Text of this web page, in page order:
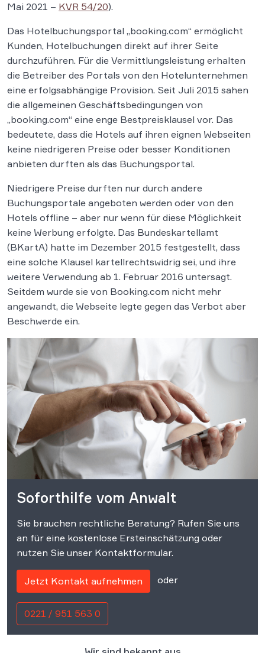
Mai 2021 – KVR 54/20).
Das Hotelbuchungsportal „booking.com“ ermöglicht
Kunden, Hotelbuchungen direkt auf ihrer Seite
durchzuführen. Für die Vermittlungsleistung erhalten
die Betreiber des Portals von den Hotelunternehmen
eine erfolgsabhängige Provision. Seit Juli 2015 sahen
die allgemeinen Geschäftsbedingungen von
„booking.com“ eine enge Bestpreisklausel vor. Das
bedeutete, dass die Hotels auf ihren eignen Webseiten
keine niedrigeren Preise oder besser Konditionen
anbieten durften als das Buchungsportal.
Niedrigere Preise durften nur durch andere
Buchungsportale angeboten werden oder von den
Hotels offline – aber nur wenn für diese Möglichkeit
keine Werbung erfolgte. Das Bundeskartellamt
(BKartA) hatte im Dezember 2015 festgestellt, dass
eine solche Klausel kartellrechtswidrig sei, und ihre
weitere Verwendung ab 1. Februar 2016 untersagt.
Seitdem wurde sie von Booking.com nicht mehr
angewandt, die Webseite legte gegen das Verbot aber
Beschwerde ein.
Soforthilfe vom Anwalt
Sie brauchen rechtliche Beratung? Rufen Sie uns
an für eine kostenlose Ersteinschätzung oder
nutzen Sie unser Kontaktformular.
Jetzt Kontakt aufnehmen oder
0221 / 951 563 0